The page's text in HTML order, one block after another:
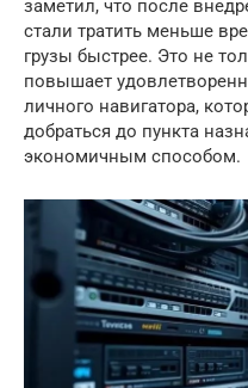
заметил, что после
стали тратить меньше
грузы быстрее. Это не
повышает
личного навигатора,
добраться до пункта
экономичным способом.